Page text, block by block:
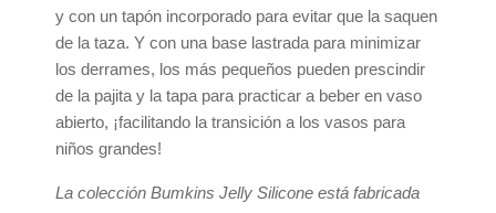
y con un tapón incorporado para evitar que la saquen
de la taza. Y con una base lastrada para minimizar
los derrames, los más pequeños pueden prescindir
de la pajita y la tapa para practicar a beber en vaso
abierto, ¡facilitando la transición a los vasos para
niños grandes!
La colección Bumkins Jelly Silicone está fabricada